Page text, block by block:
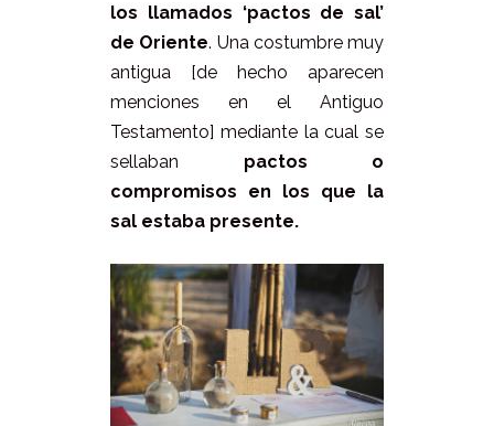
los llamados ‘pactos de sal’
de Oriente. Una costumbre muy
antigua [de hecho aparecen
menciones en el Antiguo
Testamento] mediante la cual se
sellaban pactos o
compromisos en los que la
sal estaba presente.